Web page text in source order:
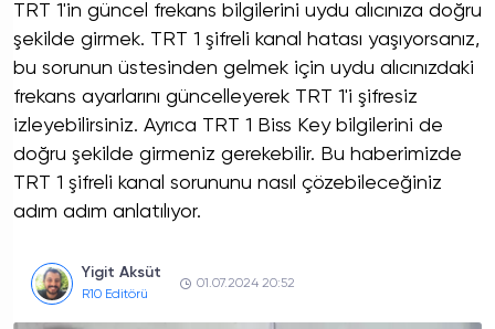
TRT 1'in güncel frekans bilgilerini uydu alıcınıza doğru
şekilde girmek. TRT 1 şifreli kanal hatası yaşıyorsanız,
bu sorunun üstesinden gelmek için uydu alıcınızdaki
frekans ayarlarını güncelleyerek TRT 1'i şifresiz
izleyebilirsiniz. Ayrıca TRT 1 Biss Key bilgilerini de
doğru şekilde girmeniz gerekebilir. Bu haberimizde
TRT 1 şifreli kanal sorununu nasıl çözebileceğiniz
adım adım anlatılıyor.
Yigit Aksüt
R10 Editörü
01.07.2024 20:52